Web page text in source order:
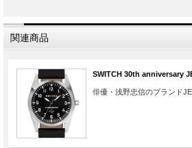
関連商品
SWITCH 30th anniversary
俳優・浅野忠信のブランド